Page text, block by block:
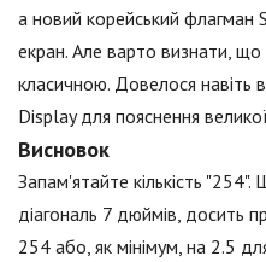
а новий корейський
екран. Але варто визнати,
класичною. Довелося навіть
Display для пояснення великої
Висновок
Запам'ятайте кількість "254".
діагональ 7 дюймів, досить
254 або, як мінімум, на 2.5